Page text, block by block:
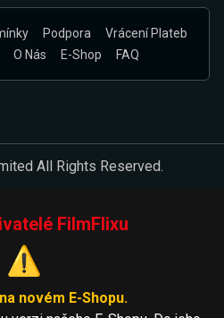
Podpora
Vrácení Plateb
O Nás E-Shop FAQ
All Rights Reserved.
FilmFlixu
⚠️
novém E-Shopu.